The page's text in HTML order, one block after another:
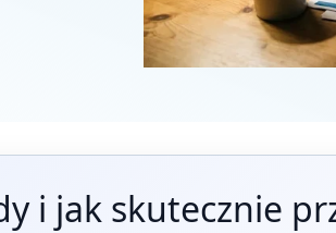
i jak skutecznie